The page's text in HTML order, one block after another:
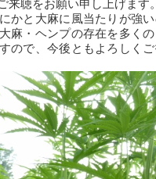
来聴をお願い申し上げます
かと大麻に風当たりが強
麻・ヘンプの存在を多く
ので、今後ともよろしく